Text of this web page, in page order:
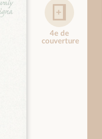
4e de
couverture